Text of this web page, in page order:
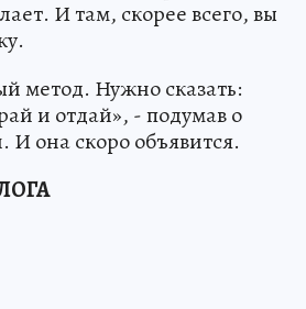
И там, скорее всего, вы
метод. Нужно сказать:
и отдай», - подумав о
она скоро объявится.